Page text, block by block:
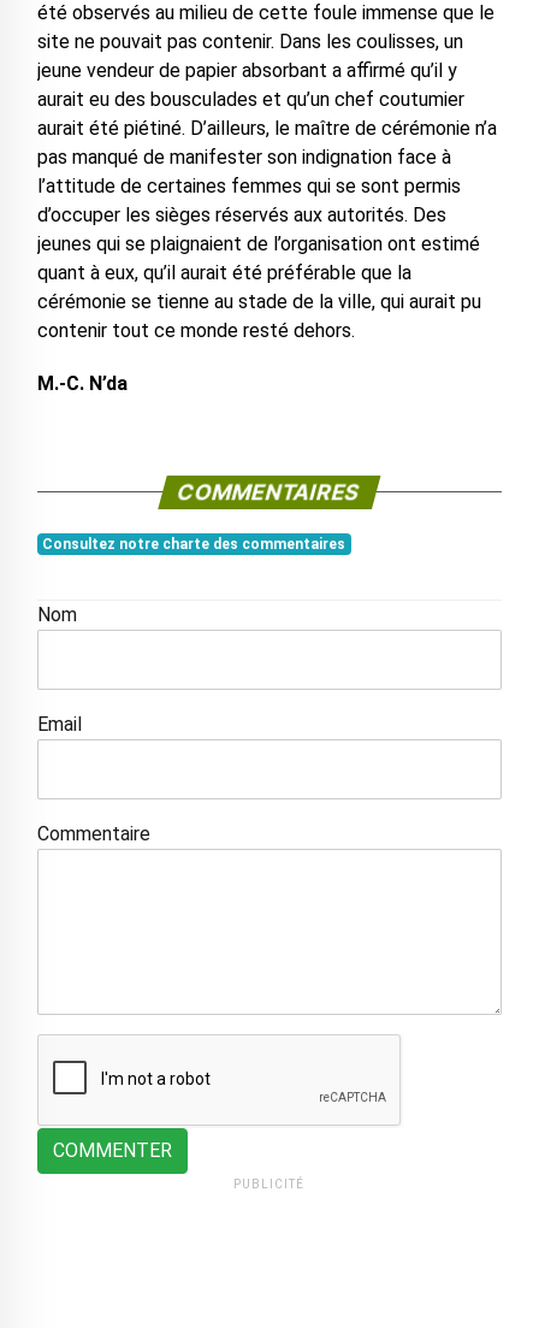
été observés au milieu de cette foule immense que le
site ne pouvait pas contenir. Dans les coulisses, un
jeune vendeur de papier absorbant a affirmé qu’il y
aurait eu des bousculades et qu’un chef coutumier
aurait été piétiné. D’ailleurs, le maître de cérémonie n’a
pas manqué de manifester son indignation face à
l’attitude de certaines femmes qui se sont permis
d’occuper les sièges réservés aux autorités. Des
jeunes qui se plaignaient de l’organisation ont estimé
quant à eux, qu’il aurait été préférable que la
cérémonie se tienne au stade de la ville, qui aurait pu
contenir tout ce monde resté dehors.
M.-C. N’da
COMMENTAIRES
Consultez notre charte des commentaires
Nom
Email
Commentaire
COMMENTER
PUBLICITÉ